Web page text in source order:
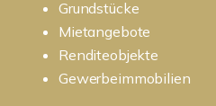
Grundstücke
Mietangebote
Renditeobjekte
Gewerbeimmobilien